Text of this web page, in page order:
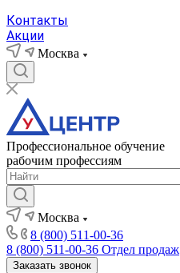
Контакты
Акции
Москва
Профессиональное обучение
рабочим профессиям
Москва
8 (800) 511-00-36
8 (800) 511-00-36 Отдел продаж
Заказать звонок